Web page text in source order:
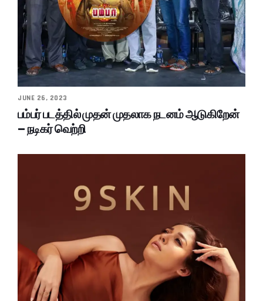
JUNE 26, 2023
பம்பர் படத்தில் முதன் முதலாக நடனம் ஆடுகிறேன்
– நடிகர் வெற்றி